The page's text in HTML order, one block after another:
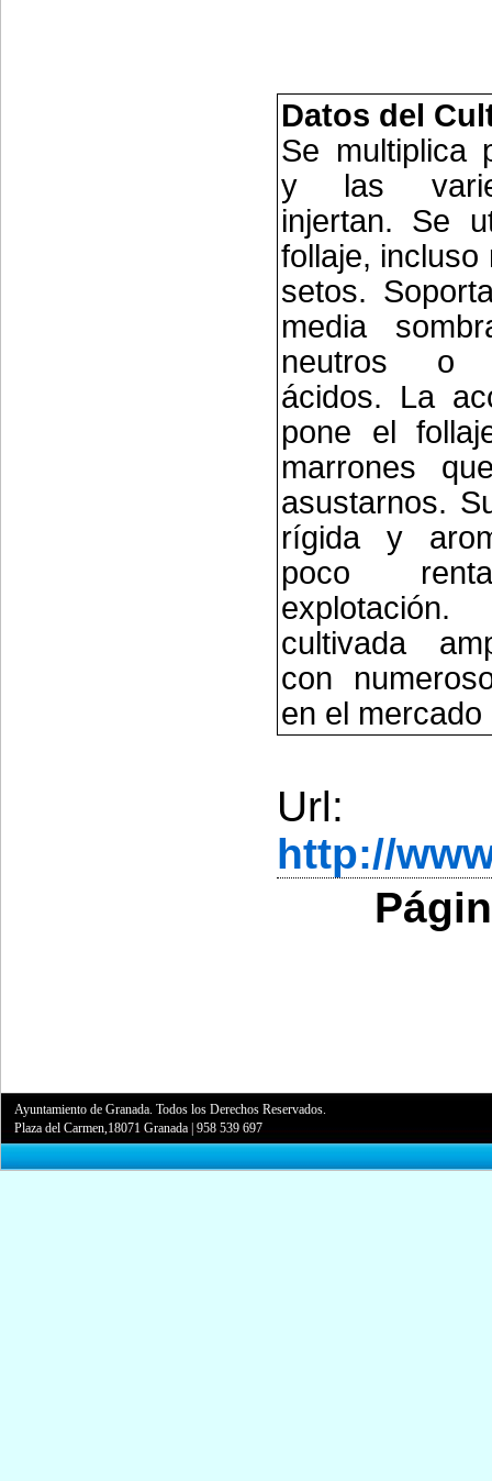
Datos del
Se multiplica
y las
injertan. Se
follaje, incluso
setos.
media
neutros o
ácidos. La
pone el
marrones
asustarnos.
rígida y
poco
cultivada
con
en el mercado
Url:
http://
Ayuntamiento de Granada. Todos los Derechos Reservados.
Plaza del Carmen,18071 Granada |958 539 697